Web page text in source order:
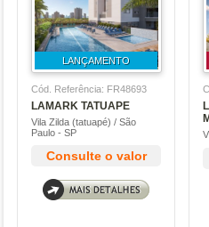
LANÇAMENTO
Cód. Referência: FR48693
LAMARK TATUAPE
Vila Zilda (tatuapé) / São
Paulo - SP
Consulte o valor